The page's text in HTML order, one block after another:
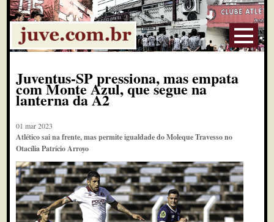
Juventus-SP pressiona, mas empata
com Monte Azul, que segue na
lanterna da A2
01 mar 2023
Atlético sai na frente, mas permite igualdade do Moleque Travesso no
Otacília Patrício Arroyo